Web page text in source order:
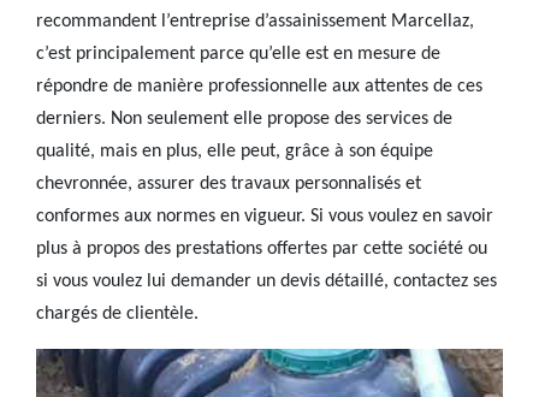
recommandent l’entreprise d’assainissement Marcellaz,
c’est principalement parce qu’elle est en mesure de
répondre de manière professionnelle aux attentes de ces
derniers. Non seulement elle propose des services de
qualité, mais en plus, elle peut, grâce à son équipe
chevronnée, assurer des travaux personnalisés et
conformes aux normes en vigueur. Si vous voulez en savoir
plus à propos des prestations offertes par cette société ou
si vous voulez lui demander un devis détaillé, contactez ses
chargés de clientèle.